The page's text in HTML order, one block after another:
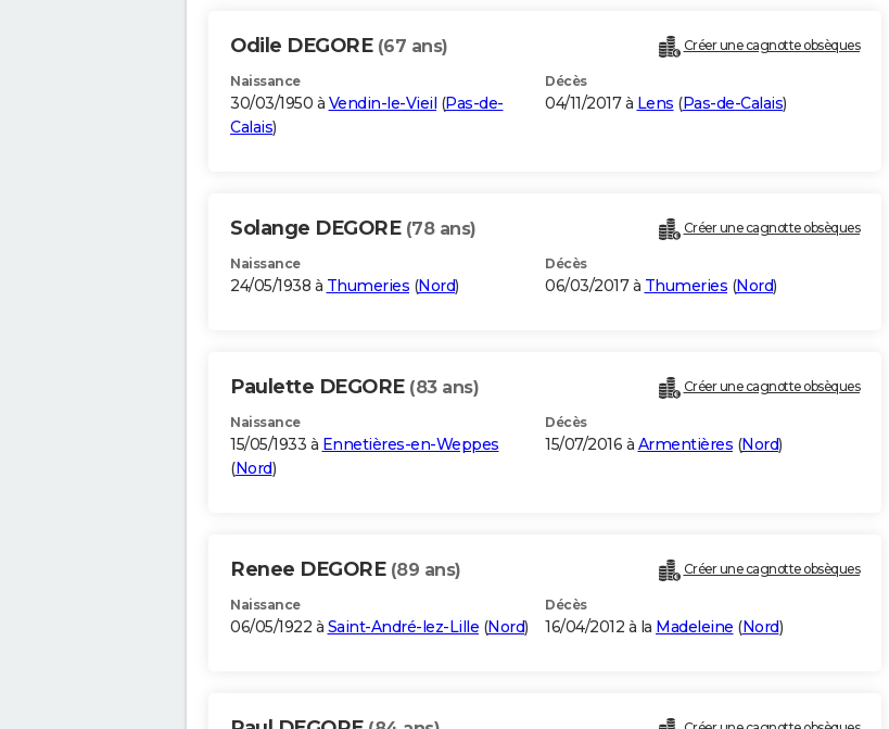
Odile DEGORE (67 ans) Créer une cagnotte obsèques
Naissance
30/03/1950 à Vendin-le-Vieil (Pas-de-
Calais)
Décès
04/11/2017 à Lens (Pas-de-Calais)
Solange DEGORE (78 ans) Créer une cagnotte obsèques
Naissance
24/05/1938 à Thumeries (Nord)
Décès
06/03/2017 à Thumeries (Nord)
Paulette DEGORE (83 ans) Créer une cagnotte obsèques
Naissance
15/05/1933 à Ennetières-en-Weppes
(Nord)
Décès
15/07/2016 à Armentières (Nord)
Renee DEGORE (89 ans) Créer une cagnotte obsèques
Naissance
06/05/1922 à Saint-André-lez-Lille (Nord)
Décès
16/04/2012 à la Madeleine (Nord)